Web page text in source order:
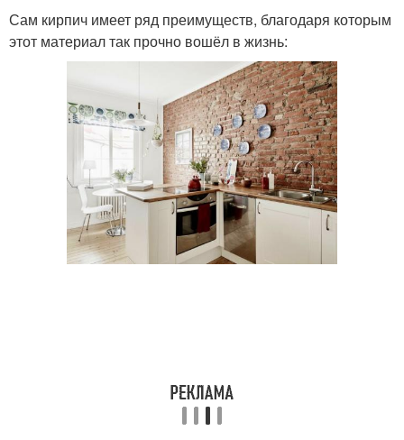
Сам кирпич имеет ряд преимуществ, благодаря которым
этот материал так прочно вошёл в жизнь: